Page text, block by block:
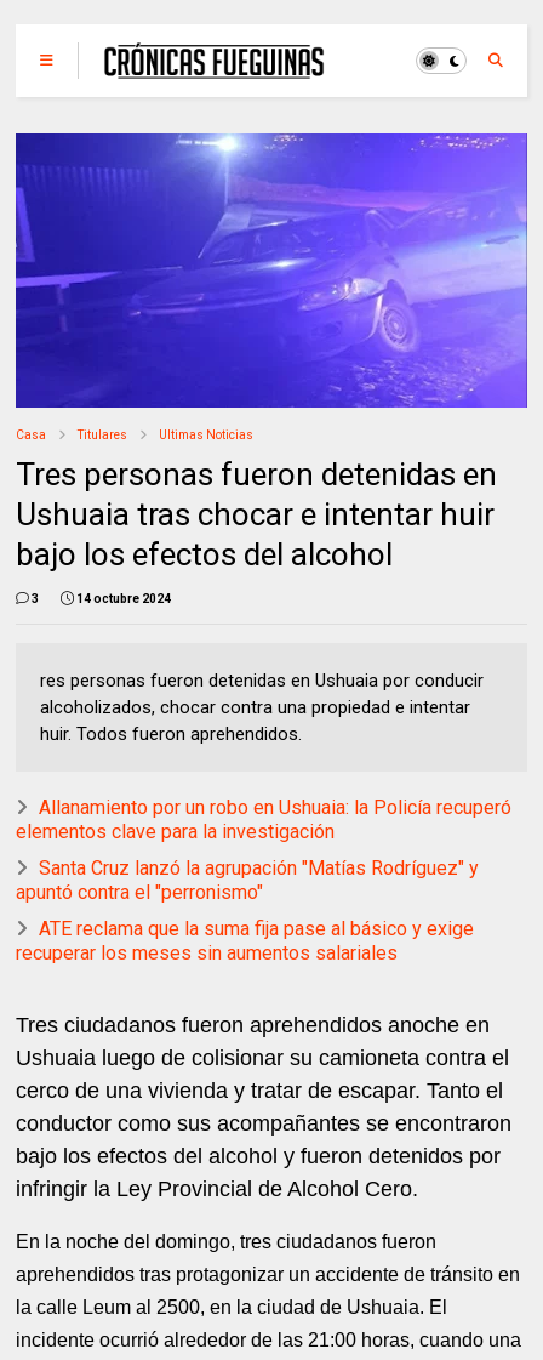
Casa Titulares Ultimas Noticias
Tres personas fueron detenidas en
Ushuaia tras chocar e intentar huir
bajo los efectos del alcohol
3 14 octubre 2024
res personas fueron detenidas en Ushuaia por conducir
alcoholizados, chocar contra una propiedad e intentar
huir. Todos fueron aprehendidos.
Allanamiento por un robo en Ushuaia: la Policía recuperó
elementos clave para la investigación
Santa Cruz lanzó la agrupación "Matías Rodríguez" y
apuntó contra el "perronismo"
ATE reclama que la suma fija pase al básico y exige
recuperar los meses sin aumentos salariales
Tres ciudadanos fueron aprehendidos anoche en
Ushuaia luego de colisionar su camioneta contra el
cerco de una vivienda y tratar de escapar. Tanto el
conductor como sus acompañantes se encontraron
bajo los efectos del alcohol y fueron detenidos por
infringir la Ley Provincial de Alcohol Cero.
En la noche del domingo, tres ciudadanos fueron
aprehendidos tras protagonizar un accidente de tránsito en
la calle Leum al 2500, en la ciudad de Ushuaia. El
incidente ocurrió alrededor de las 21:00 horas, cuando una